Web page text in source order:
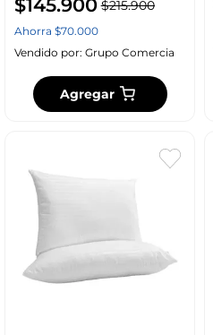
$145.900 $215.900
Ahorra $70.000
Vendido por: Grupo Comercia
Agregar